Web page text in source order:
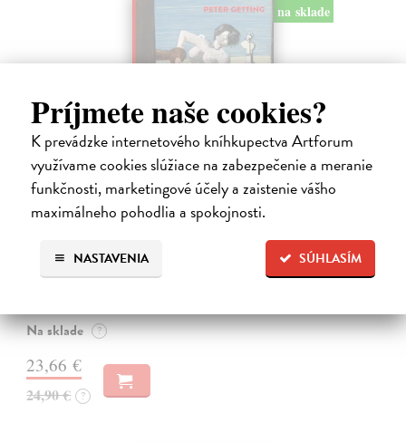
Príjmete naše cookies?
K prevádzke internetového kníhkupectva Artforum
využívame cookies slúžiace na zabezpečenie a meranie
funkčnosti, marketingové účely a zaistenie vášho
maximálneho pohodlia a spokojnosti.
SÚHLASÍM
NASTAVENIA
na sklade
Studne mútne
Sú ikonickými postavami našej kultúry. Postavili im sochy a
pomenovali po nich ulice, majú svoje nespochybniteľné miesto v
Na sklade ?
23,66 €
24,90 € ?